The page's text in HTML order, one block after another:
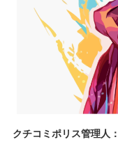
クチコミポリス管理人